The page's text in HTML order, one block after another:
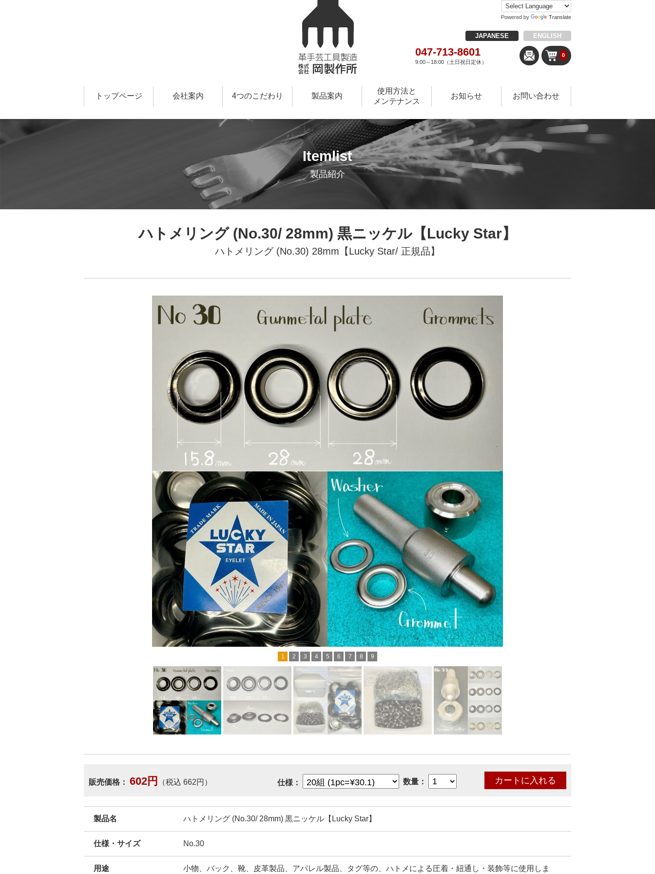
Powered by Translate
JAPANESE ENGLISH
047-713-8601
9:00～18:00（土日祝日定休）
0
トップページ 会社案内 4つのこだわり 製品案内
使用方法と
メンテナンス
お知らせ お問い合わせ
Itemlist
製品紹介
ハトメリング (No.30/ 28mm) 黒ニッケル【Lucky Star】
ハトメリング (No.30) 28mm【Lucky Star/ 正規品】
1 2 3 4 5 6 7 8 9
販売価格： 602円 （税込 662円） 仕様： 数量：
製品名 ハトメリング (No.30/ 28mm) 黒ニッケル【Lucky Star】
仕様・サイズ No.30
用途
小物、バック、靴、皮革製品、アパレル製品、タグ等の、ハトメによる圧着・紐通し・装飾等に使用しま